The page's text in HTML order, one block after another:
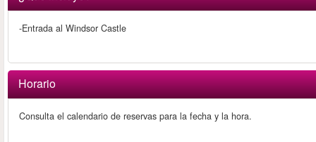
-Entrada al Windsor Castle
Horario
Consulta el calendario de reservas para la fecha y la hora.